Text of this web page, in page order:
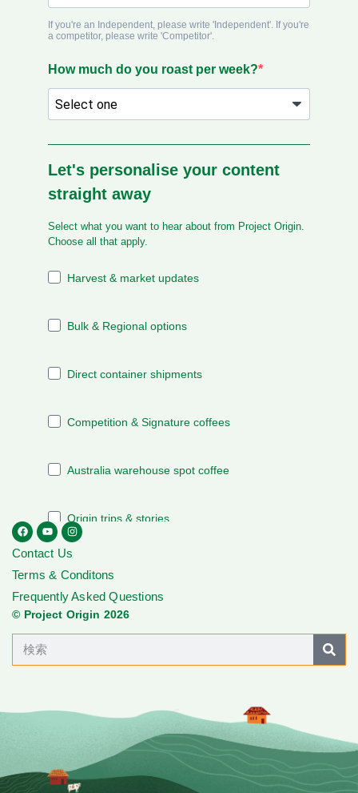
Contact Us
Terms & Conditons
Frequently Asked Questions
© Project Origin 2026